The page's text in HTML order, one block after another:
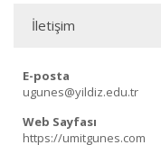
İletişim
E-posta
ugunes@yildiz.edu.tr
Web Sayfası
https://umitgunes.com